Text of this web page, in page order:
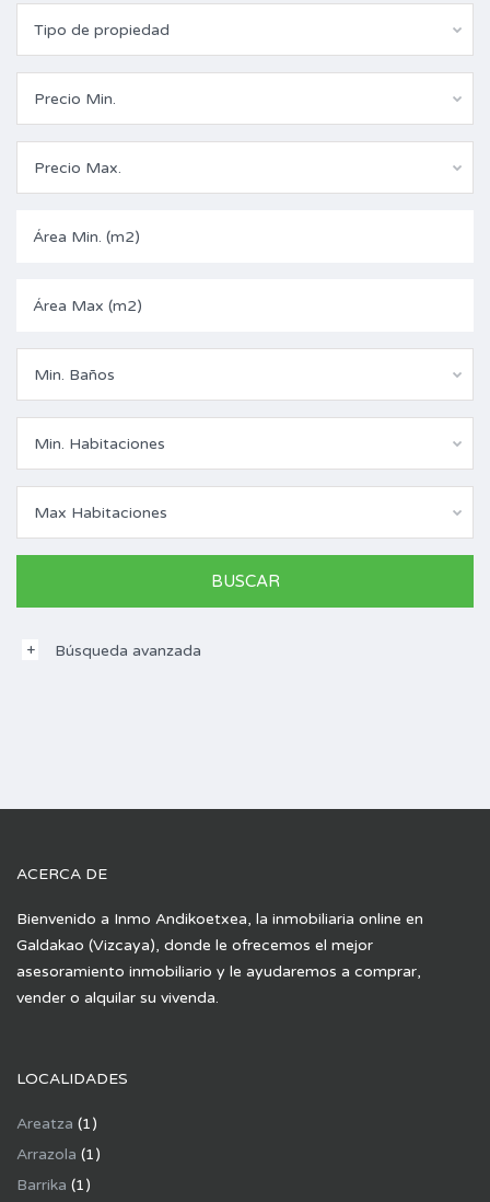
Tipo de propiedad
Precio Min.
Precio Max.
Min. Baños
Min. Habitaciones
Max Habitaciones
Búsqueda avanzada
ACERCA DE
Bienvenido a Inmo Andikoetxea, la inmobiliaria online en
Galdakao (Vizcaya), donde le ofrecemos el mejor
asesoramiento inmobiliario y le ayudaremos a comprar,
vender o alquilar su vivenda.
LOCALIDADES
Areatza (1)
Arrazola (1)
Barrika (1)